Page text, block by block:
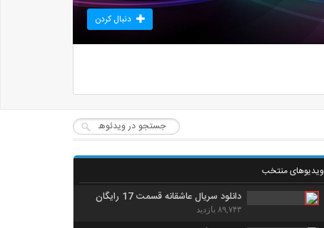
دنبال کردن
ویدیوهای منتخب
دانلود سریال عاشقانه قسمت 17 رایگان
۸۹,۷۴۳ بازدید